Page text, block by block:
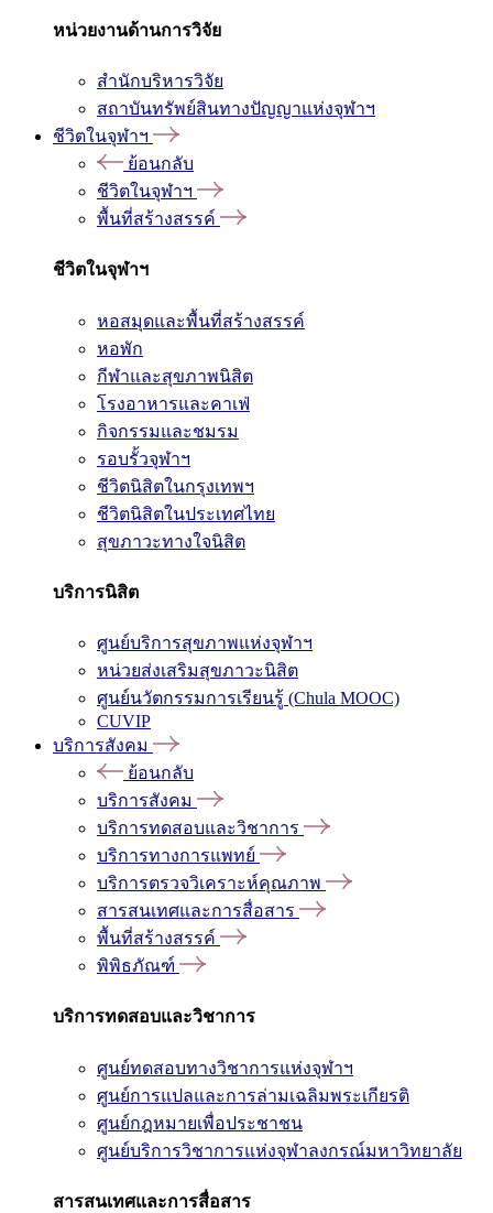
หน่วยงานด้านการวิจัย
สำนักบริหารวิจัย
สถาบันทรัพย์สินทางปัญญาแห่งจุฬาฯ
ชีวิตในจุฬาฯ
ย้อนกลับ
ชีวิตในจุฬาฯ
พื้นที่สร้างสรรค์
ชีวิตในจุฬาฯ
หอสมุดและพื้นที่สร้างสรรค์
หอพัก
กีฬาและสุขภาพนิสิต
โรงอาหารและคาเฟ่
กิจกรรมและชมรม
รอบรั้วจุฬาฯ
ชีวิตนิสิตในกรุงเทพฯ
ชีวิตนิสิตในประเทศไทย
สุขภาวะทางใจนิสิต
บริการนิสิต
ศูนย์บริการสุขภาพแห่งจุฬาฯ
หน่วยส่งเสริมสุขภาวะนิสิต
ศูนย์นวัตกรรมการเรียนรู้ (Chula MOOC)
CUVIP
บริการสังคม
ย้อนกลับ
บริการสังคม
บริการทดสอบและวิชาการ
บริการทางการแพทย์
บริการตรวจวิเคราะห์คุณภาพ
สารสนเทศและการสื่อสาร
พื้นที่สร้างสรรค์
พิพิธภัณฑ์
บริการทดสอบและวิชาการ
ศูนย์ทดสอบทางวิชาการแห่งจุฬาฯ
ศูนย์การแปลและการล่ามเฉลิมพระเกียรติ
ศูนย์กฎหมายเพื่อประชาชน
ศูนย์บริการวิชาการแห่งจุฬาลงกรณ์มหาวิทยาลัย
สารสนเทศและการสื่อสาร